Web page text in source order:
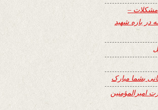
–
در باره شهید
بشما مبارک
امیرالمؤمنین